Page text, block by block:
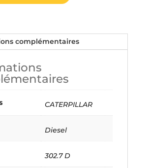
complémentaires
CATERPILLAR
Diesel
302.7 D